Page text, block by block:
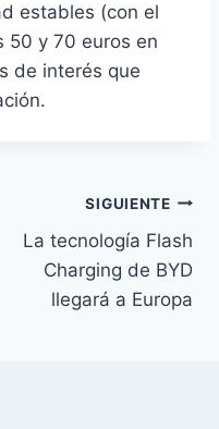
estables (con el
50 y 70 euros en
de interés que
SIGUIENTE
La tecnología Flash
Charging de BYD
llegará a Europa